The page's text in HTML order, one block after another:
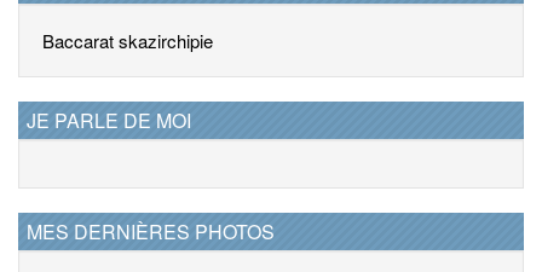
Baccarat skazirchipie
JE PARLE DE MOI
MES DERNIÈRES PHOTOS